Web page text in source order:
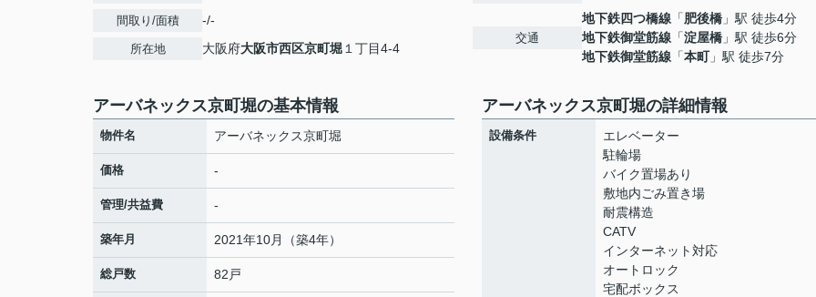
間取り/面積 -/-
所在地 大阪府大阪市西区京町堀 １丁目4-4
交通
地下鉄四つ橋線 「肥後橋 」駅 徒歩4分
地下鉄御堂筋線 「淀屋橋 」駅 徒歩6分
地下鉄御堂筋線 「本町」駅 徒歩7分
アーバネックス京町堀の基本情報
物件名 アーバネックス京町堀
価格 -
管理/共益費 -
築年月 2021年10月（築4年）
総戸数 82戸
アーバネックス京町堀の詳細情報
設備条件
エレベーター
駐輪場
バイク置場あり
敷地内ごみ置き場
耐震構造
CATV
インターネット対応
オートロック
宅配ボックス